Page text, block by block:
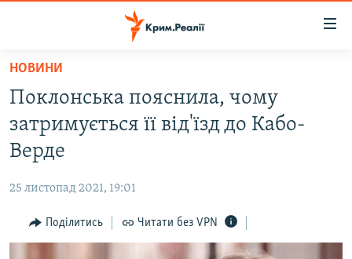
Перейти
основного
матеріалу
Перейти
до
основної
Перейти
до
ВІДЕО ТА ФОТО
БЛОГИ
ПОГЛЯД
НОВИНИ
Поклонська пояснила, чому
затримується її від'їзд до Кабо-
Верде
25 листопад 2021, 19:01
Поділитись Читати без VPN